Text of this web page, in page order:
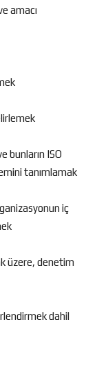
amacı
bunların ISO
tanımlamak
iç
üzere, denetim
dahil